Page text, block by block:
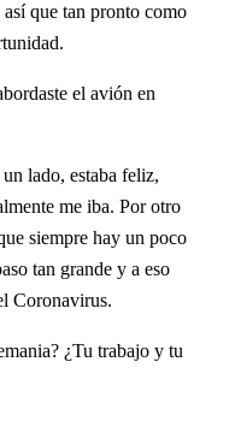
así que tan pronto como
el avión en
lado, estaba feliz,
me iba. Por otro
siempre hay un poco
tan grande y a eso
Coronavirus.
¿Tu trabajo y tu